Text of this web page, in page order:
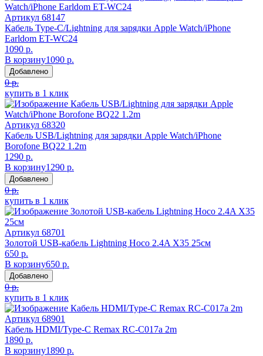
Артикул 68147
Кабель Type-C/Lightning для зарядки Apple Watch/iPhone
Earldom ET-WC24
1090 р.
В корзину1090 р.
Добавлено
0 р.
купить в 1 клик
Артикул 68320
Кабель USB/Lightning для зарядки Apple Watch/iPhone
Borofone BQ22 1.2m
1290 р.
В корзину1290 р.
Добавлено
0 р.
купить в 1 клик
Артикул 68701
Золотой USB-кабель Lightning Hoco 2.4A X35 25см
650 р.
В корзину650 р.
Добавлено
0 р.
купить в 1 клик
Артикул 68901
Кабель HDMI/Type-C Remax RC-C017a 2m
1890 р.
В корзину1890 р.